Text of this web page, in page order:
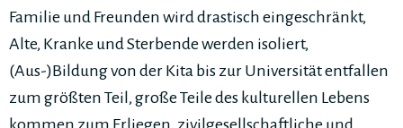
Familie und Freunden wird drastisch eingeschränkt,
Alte, Kranke und Sterbende werden isoliert,
(Aus-)Bildung von der Kita bis zur Universität entfallen
zum größten Teil, große Teile des kulturellen Lebens
kommen zum Erliegen, zivilgesellschaftliche und